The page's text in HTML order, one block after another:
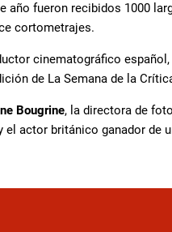
año fueron recibidos 1000
cortometrajes.
cinematográfico español,
de La Semana de la
Bougrine, la directora de
el actor británico ganador de